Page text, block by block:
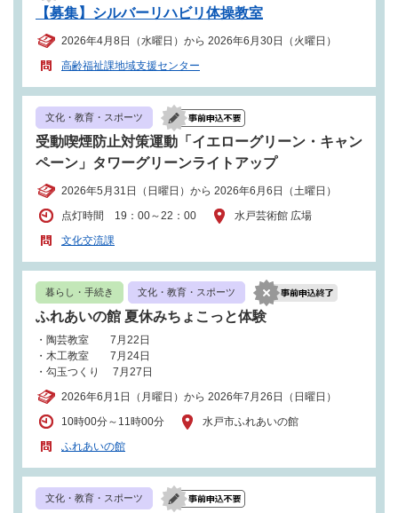
【募集】シルバーリハビリ体操教室
2026年4月8日（水曜日）から 2026年6月30日（火曜日）
高齢福祉課地域支援センター
文化・教育・スポーツ
受動喫煙防止対策運動「イエローグリーン・キャン
ペーン」タワーグリーンライトアップ
2026年5月31日（日曜日）から 2026年6月6日（土曜日）
点灯時間 19：00～22：00
水戸芸術館 広場
文化交流課
暮らし・手続き 文化・教育・スポーツ
ふれあいの館 夏休みちょこっと体験
・陶芸教室 7月22日
・木工教室 7月24日
・勾玉つくり 7月27日
2026年6月1日（月曜日）から 2026年7月26日（日曜日）
10時00分～11時00分
水戸市ふれあいの館
ふれあいの館
文化・教育・スポーツ